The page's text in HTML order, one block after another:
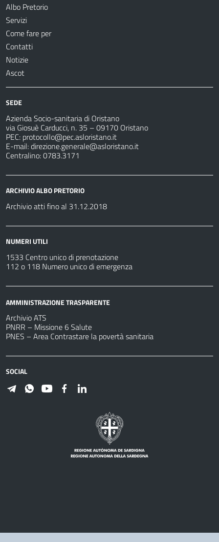
Albo Pretorio
Servizi
Come fare per
Contatti
Notizie
Ascot
SEDE
Azienda Socio-sanitaria di Oristano
via Giosuè Carducci, n. 35 – 09170 Oristano
PEC: protocollo@pec.asloristano.it
E-mail:direzione.generale@asloristano.it
Centralino: 0783.3171
ARCHIVIO ALBO PRETORIO
Archivio atti fino al 31.12.2018
NUMERI UTILI
1533 Centro unico di prenotazione
112 o 118 Numero unico di emergenza
AMMINISTRAZIONE TRASPARENTE
Archivio ATS
PNRR – Missione 6 Salute
PNES – Area Contrastare la povertà sanitaria
SOCIAL